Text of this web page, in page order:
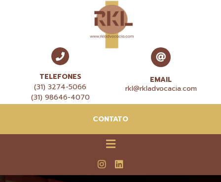
TELEFONES
(31) 3274-5066
(31) 98646-4070
EMAIL
rkl@rkladvocacia.com
CONTATO